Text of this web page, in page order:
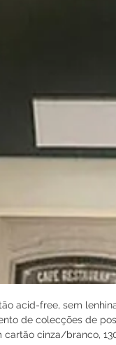
acid-free, sem
de colecções de
cartão cinza/branco,